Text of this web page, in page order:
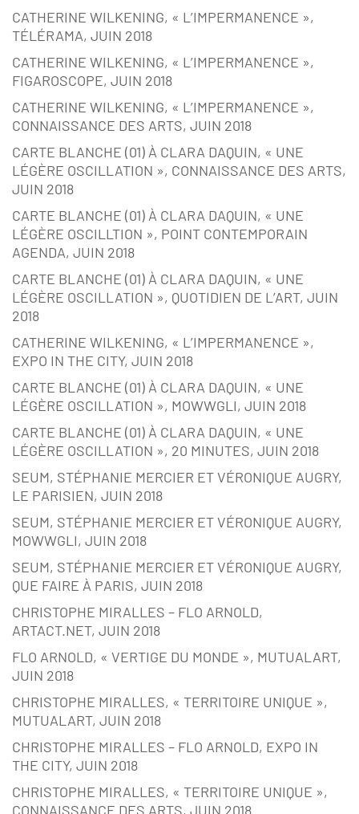
CATHERINE WILKENING, « L’IMPERMANENCE »,
TÉLÉRAMA, JUIN 2018
CATHERINE WILKENING, « L’IMPERMANENCE »,
FIGAROSCOPE, JUIN 2018
CATHERINE WILKENING, « L’IMPERMANENCE »,
CONNAISSANCE DES ARTS, JUIN 2018
CARTE BLANCHE (01) À CLARA DAQUIN, « UNE
LÉGÈRE OSCILLATION », CONNAISSANCE DES ARTS,
JUIN 2018
CARTE BLANCHE (01) À CLARA DAQUIN, « UNE
LÉGÈRE OSCILLTION », POINT CONTEMPORAIN
AGENDA, JUIN 2018
CARTE BLANCHE (01) À CLARA DAQUIN, « UNE
LÉGÈRE OSCILLATION », QUOTIDIEN DE L’ART, JUIN
2018
CATHERINE WILKENING, « L’IMPERMANENCE »,
EXPO IN THE CITY, JUIN 2018
CARTE BLANCHE (01) À CLARA DAQUIN, « UNE
LÉGÈRE OSCILLATION », MOWWGLI, JUIN 2018
CARTE BLANCHE (01) À CLARA DAQUIN, « UNE
LÉGÈRE OSCILLATION », 20 MINUTES, JUIN 2018
SEUM, STÉPHANIE MERCIER ET VÉRONIQUE AUGRY,
LE PARISIEN, JUIN 2018
SEUM, STÉPHANIE MERCIER ET VÉRONIQUE AUGRY,
MOWWGLI, JUIN 2018
SEUM, STÉPHANIE MERCIER ET VÉRONIQUE AUGRY,
QUE FAIRE À PARIS, JUIN 2018
CHRISTOPHE MIRALLES – FLO ARNOLD,
ARTACT.NET, JUIN 2018
FLO ARNOLD, « VERTIGE DU MONDE », MUTUALART,
JUIN 2018
CHRISTOPHE MIRALLES, « TERRITOIRE UNIQUE »,
MUTUALART, JUIN 2018
CHRISTOPHE MIRALLES – FLO ARNOLD, EXPO IN
THE CITY, JUIN 2018
CHRISTOPHE MIRALLES, « TERRITOIRE UNIQUE »,
CONNAISSANCE DES ARTS, JUIN 2018